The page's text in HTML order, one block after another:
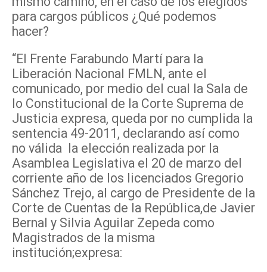
para cargos públicos ¿Qué podemos
hacer?
“El Frente Farabundo Martí para la
Liberación Nacional FMLN, ante el
comunicado, por medio del cual la Sala de
lo Constitucional de la Corte Suprema de
Justicia expresa, queda por no cumplida la
sentencia 49-2011, declarando así como
no válida la elección realizada por la
Asamblea Legislativa el 20 de marzo del
corriente año de los licenciados Gregorio
Sánchez Trejo, al cargo de Presidente de la
Corte de Cuentas de la República,de Javier
Bernal y Silvia Aguilar Zepeda como
Magistrados de la misma
institución;expresa: